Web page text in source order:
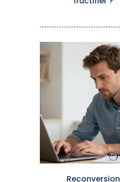
Reconversion